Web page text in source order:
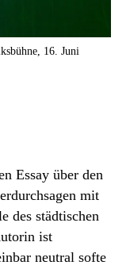
16. Juni
Essay über den
mit
des städtischen
ist
neutral softe